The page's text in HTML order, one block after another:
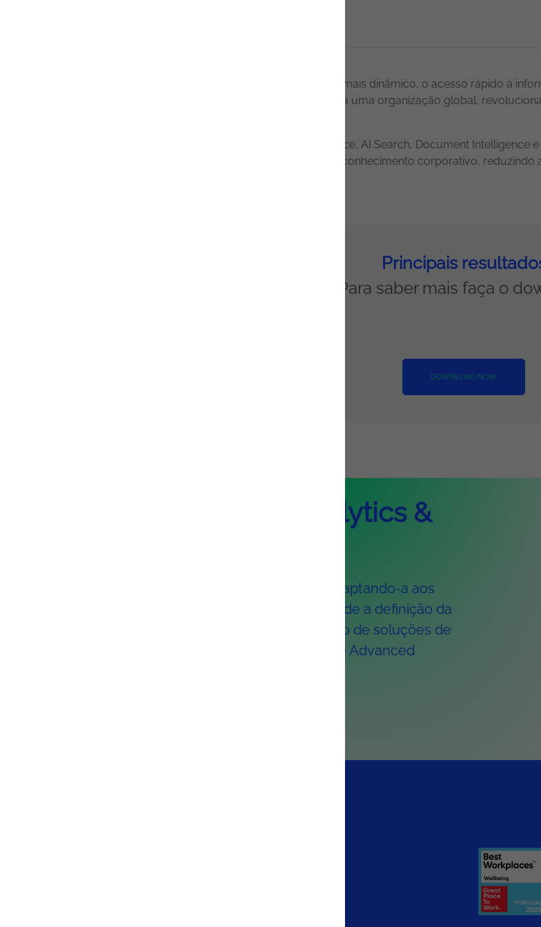
No atual ambiente jurídico e empresarial, cada vez mais dinâmico, o acesso rápido à
solução inteligente de gestão de conhecimento para uma organização global,
Com base nas tecnologias da Azure – OpenAI Service, AI Search, Document
em tempo real, otimizando o reaproveitamento do conhecimento corporativo,
Principais
Para saber mais faça o
DOWNLOAD NOW
Serviço de Data Analytics &
Desenhamos cada solução à medida, adaptando-a aos
desafios e objetivos de cada cliente. Desde a definição da
estratégia de dados até à implementação de soluções de
BI, Inteligência Artificial, Process Mining e Advanced